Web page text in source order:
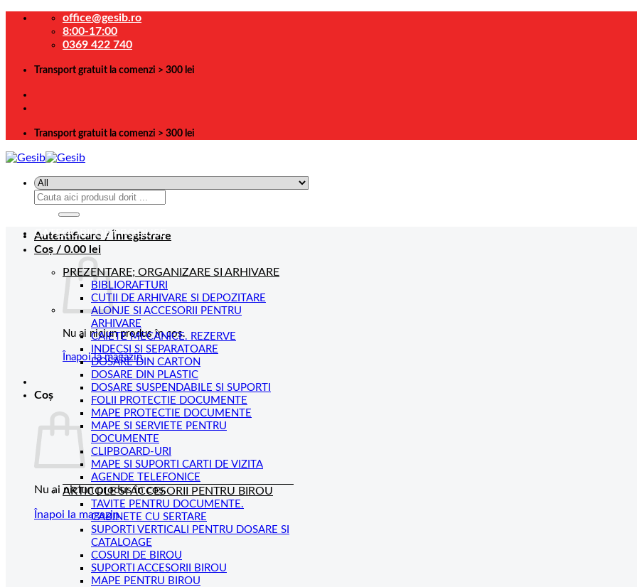
Skip
office@gesib.ro
8:00-17:00
0369 422 740
Transport gratuit la comenzi > 300 lei
Transport gratuit la comenzi > 300 lei
Caută
Autentificare / Înregistrare
Coș / 0.00 lei
Nu ai niciun produs în coș.
Înapoi la magazin
Coș
Nu ai niciun produs în coș.
Înapoi la magazin
CATEGORII DE PRODUSE
PREZENTARE; ORGANIZARE SI ARHIVARE
BIBLIORAFTURI
CUTII DE ARHIVARE SI DEPOZITARE
ALONJE SI ACCESORII PENTRU
ARHIVARE
CAIETE MECANICE. REZERVE
INDECSI SI SEPARATOARE
DOSARE DIN CARTON
DOSARE DIN PLASTIC
DOSARE SUSPENDABILE SI SUPORTI
FOLII PROTECTIE DOCUMENTE
MAPE PROTECTIE DOCUMENTE
MAPE SI SERVIETE PENTRU
DOCUMENTE
CLIPBOARD-URI
MAPE SI SUPORTI CARTI DE VIZITA
AGENDE TELEFONICE
ARTICOLE SI ACCESORII PENTRU BIROU
TAVITE PENTRU DOCUMENTE.
CABINETE CU SERTARE
SUPORTI VERTICALI PENTRU DOSARE SI
CATALOAGE
COSURI DE BIROU
SUPORTI ACCESORII BIROU
MAPE PENTRU BIROU